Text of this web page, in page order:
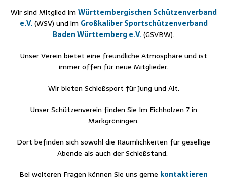
Wir sind Mitglied im Württembergischen Schützenverband
e.V.(WSV) und im Großkaliber Sportschützenverband
Baden Württemberg e.V.(GSVBW).
Unser Verein bietet eine freundliche Atmosphäre und ist
immer offen für neue Mitglieder.
Wir bieten Schießsport für Jung und Alt.
Unser Schützenverein finden Sie Im Eichholzen 7 in
Markgröningen.
Dort befinden sich sowohl die Räumlichkeiten für gesellige
Abende als auch der Schießstand.
Bei weiteren Fragen können Sie uns gerne kontaktieren